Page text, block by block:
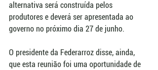
alternativa será construída pelos
produtores e deverá ser apresentada ao
governo no próximo dia 27 de junho.
O presidente da Federarroz disse, ainda,
que esta reunião foi uma oportunidade de